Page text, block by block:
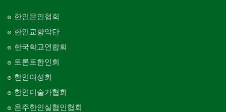
한인문인협회
한인교향악단
한국학교연합회
토론토한인회
한인여성회
한인미술가협회
온주한인실협인협회